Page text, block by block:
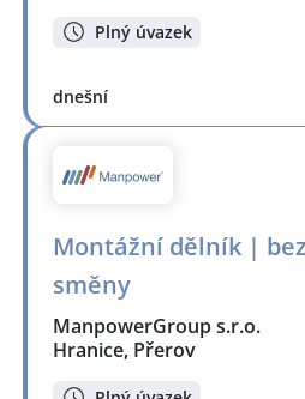
Plný úvazek
dnešní
Montážní dělník |
směny
ManpowerGroup s.r.o.
Hranice, Přerov